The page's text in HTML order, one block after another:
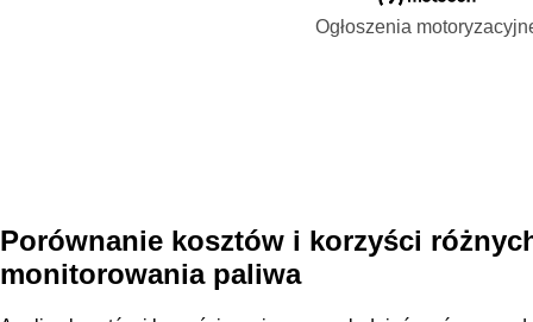
Ogłoszenia
Porównanie kosztów i korzyści
monitorowania paliwa